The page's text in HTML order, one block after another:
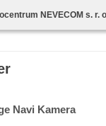
(ASR),
beheizte Sitze,
Ausziehbare
Fahrersitz,
NEVECOM s. r.
Navi Kamera